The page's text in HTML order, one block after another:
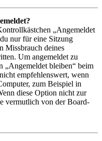
„Angemeldet
nur für eine Sitzung
Missbrauch deines
Um angemeldet zu
„Angemeldet bleiben“ beim
empfehlenswert, wenn
zum Beispiel in
diese Option nicht zur
vermutlich von der Board-